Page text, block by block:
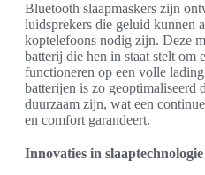
Bluetooth slaapmaskers zijn
luidsprekers die geluid kunnen
koptelefoons nodig zijn. Deze
batterij die hen in staat stelt om
functioneren op een volle
batterijen is zo geoptimaliseerd
duurzaam zijn, wat een
en comfort garandeert.
Innovaties in